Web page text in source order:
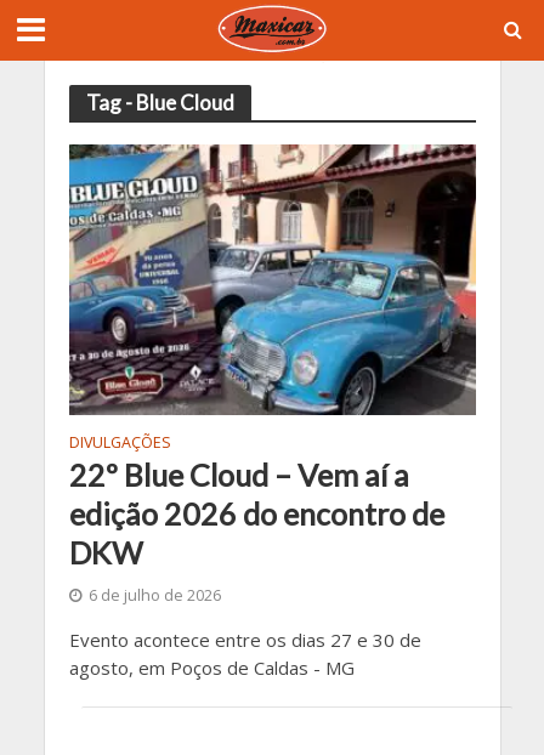
Tag - Blue Cloud
DIVULGAÇÕES
22º Blue Cloud – Vem aí a
edição 2026 do encontro de
DKW
6 de julho de 2026
Evento acontece entre os dias 27 e 30 de
agosto, em Poços de Caldas - MG